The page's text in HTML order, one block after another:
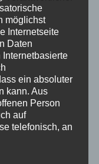
möglichst
Internetseite
Daten
ein absoluter
kann. Aus
Person
auf
telefonisch, an